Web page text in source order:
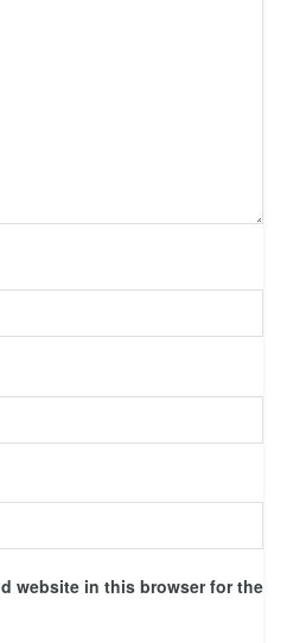
website in this browser for the